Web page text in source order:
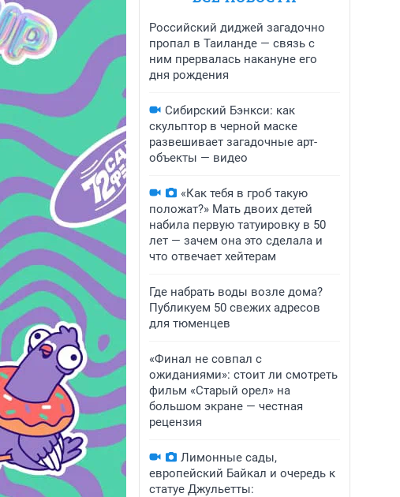
Российский диджей загадочно
пропал в Таиланде — связь с
ним прервалась накануне его
дня рождения
Сибирский Бэнкси: как
скульптор в черной маске
развешивает загадочные арт-
объекты — видео
«Как тебя в гроб такую
положат?» Мать двоих детей
набила первую татуировку в 50
лет — зачем она это сделала и
что отвечает хейтерам
Где набрать воды возле дома?
Публикуем 50 свежих адресов
для тюменцев
«Финал не совпал с
ожиданиями»: стоит ли смотреть
фильм «Старый орел» на
большом экране — честная
рецензия
Лимонные сады,
европейский Байкал и очередь к
статуе Джульетты: